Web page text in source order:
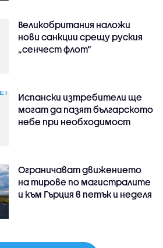
Великобритания наложи
нови санкции срещу руския
„сенчест флот“
Испански изтребители ще
могат да пазят българското
небе при необходимост
Ограничават движението
на тирове по магистралите
и към Гърция в петък и неделя